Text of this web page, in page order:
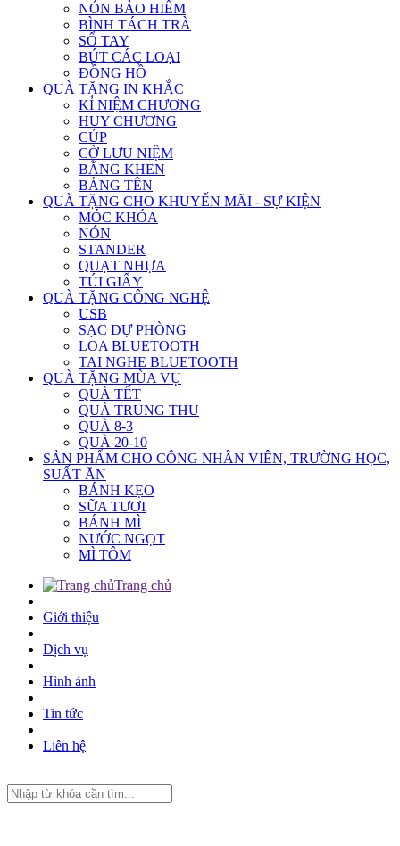
NÓN BẢO HIỂM
BÌNH TÁCH TRÀ
SỔ TAY
BÚT CÁC LOẠI
ĐỒNG HỒ
QUÀ TẶNG IN KHẮC
KỈ NIỆM CHƯƠNG
HUY CHƯƠNG
CÚP
CỜ LƯU NIỆM
BẰNG KHEN
BẢNG TÊN
QUÀ TẶNG CHO KHUYẾN MÃI - SỰ KIỆN
MÓC KHÓA
NÓN
STANDER
QUẠT NHỰA
TÚI GIẤY
QUÀ TẶNG CÔNG NGHỆ
USB
SẠC DỰ PHÒNG
LOA BLUETOOTH
TAI NGHE BLUETOOTH
QUÀ TẶNG MÙA VỤ
QUÀ TẾT
QUÀ TRUNG THU
QUÀ 8-3
QUÀ 20-10
SẢN PHẨM CHO CÔNG NHÂN VIÊN, TRƯỜNG HỌC,
SUẤT ĂN
BÁNH KẸO
SỮA TƯƠI
BÁNH MÌ
NƯỚC NGỌT
MÌ TÔM
Trang chủ
Giới thiệu
Dịch vụ
Hình ảnh
Tin tức
Liên hệ